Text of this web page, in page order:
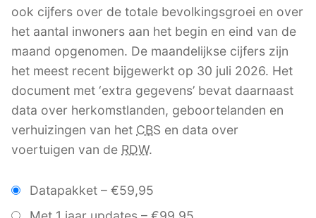
ook cijfers over de totale bevolkingsgroei en over
het aantal inwoners aan het begin en eind van de
maand opgenomen. De maandelijkse cijfers zijn
het meest recent bijgewerkt op 30 juli 2026. Het
document met ‘extra gegevens’ bevat daarnaast
data over herkomstlanden, geboortelanden en
verhuizingen van het CBS en data over
voertuigen van de RDW.
Datapakket – €59,95